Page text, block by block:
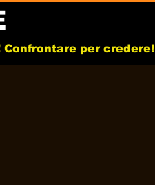
per credere!